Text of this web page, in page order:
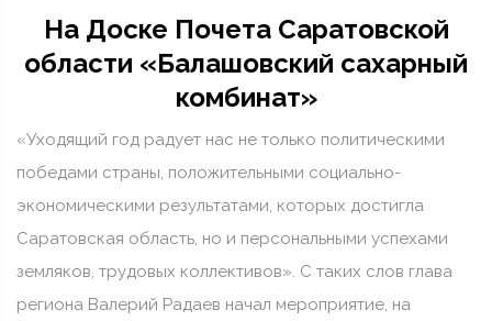
На Доске Почета Саратовской
области «Балашовский сахарный
комбинат»
«Уходящий год радует нас не только политическими
победами страны, положительными социально-
экономическими результатами, которых достигла
Саратовская область, но и персональными успехами
земляков, трудовых коллективов». С таких слов глава
региона Валерий Радаев начал мероприятие, на